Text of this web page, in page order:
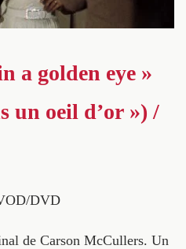
a golden eye »
un oeil d’or ») /
DVD
de Carson McCullers. Un